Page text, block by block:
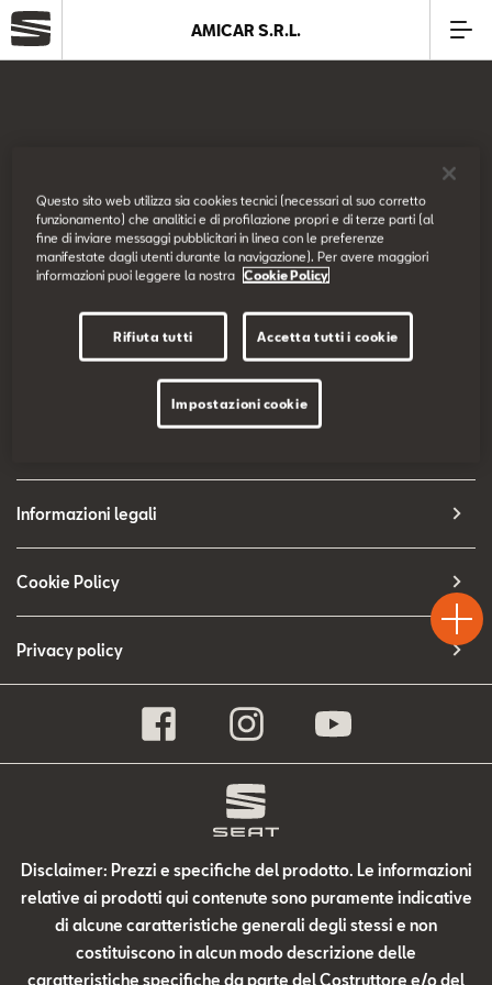
Offerte
Business
SEAT Usato Certificato
Contatti
Configuratore
AMICAR S.R.L.
Prova su strada
Configuratore
Informazioni legali
Cookie Policy
Privacy policy
Disclaimer: Prezzi e specifiche del prodotto. Le informazioni
relative ai prodotti qui contenute sono puramente indicative
di alcune caratteristiche generali degli stessi e non
costituiscono in alcun modo descrizione delle
caratteristiche specifiche da parte del Costruttore e/o del
Drive
Chiama
Questo sito web utilizza sia cookies tecnici (necessari al suo corretto
funzionamento) che analitici e di profilazione propri e di terze parti (al
fine di inviare messaggi pubblicitari in linea con le preferenze
manifestate dagli utenti durante la navigazione). Per avere maggiori
informazioni puoi leggere la nostra
Cookie Policy
Rifiuta tutti Accetta tutti i cookie
Impostazioni cookie